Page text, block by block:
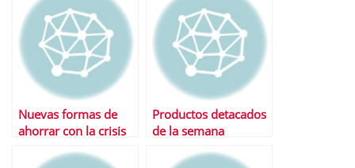
Nuevas formas de
ahorrar con la crisis
Productos detacados
de la semana